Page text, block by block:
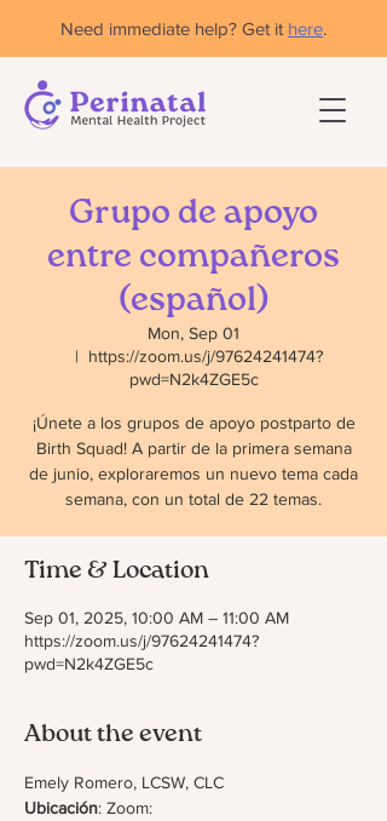
Need immediate help? Get it here.
Grupo de apoyo
entre compañeros
(español)
Mon, Sep 01
  |
https://zoom.us/j/97624241474?
pwd=N2k4ZGE5c
¡Únete a los grupos de apoyo postparto de
Birth Squad! A partir de la primera semana
de junio, exploraremos un nuevo tema cada
semana, con un total de 22 temas.
Time & Location
Sep 01, 2025, 10:00 AM – 11:00 AM
https://zoom.us/j/97624241474?
pwd=N2k4ZGE5c
About the event
Emely Romero, LCSW, CLC
Ubicación: Zoom: